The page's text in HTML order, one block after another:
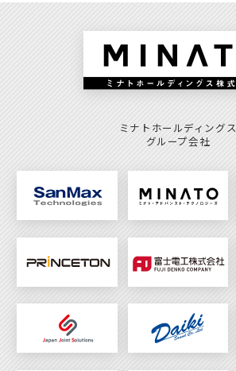
ミナトホールディングス
グループ会社